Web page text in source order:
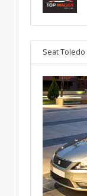
Seat Toledo